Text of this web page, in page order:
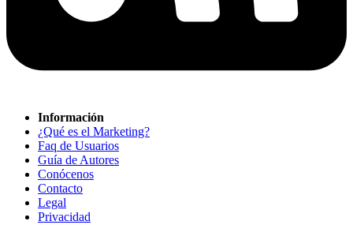
Información
¿Qué es el Marketing?
Faq de Usuarios
Guía de Autores
Conócenos
Contacto
Legal
Privacidad